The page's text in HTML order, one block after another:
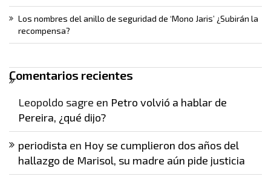
Los nombres del anillo de seguridad de ‘Mono Jaris’ ¿Subirán la
recompensa?
Comentarios recientes
Leopoldo sagre en Petro volvió a hablar de
Pereira, ¿qué dijo?
periodista en Hoy se cumplieron dos años del
hallazgo de Marisol, su madre aún pide justicia